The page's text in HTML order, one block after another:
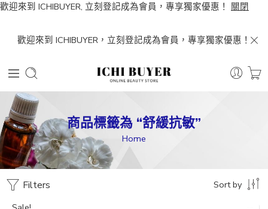
歡迎來到 ICHIBUYER, 立刻登記成為會員，專享獨家優惠！ 關閉
歡迎來到 ICHIBUYER，立刻登記成為會員，專享獨家優惠！
商品標籤為 “舒緩抗敏”
Home
Filters
Sort by